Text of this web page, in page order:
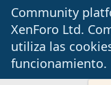
Community
XenForo Ltd.
utiliza las
funcionamiento.